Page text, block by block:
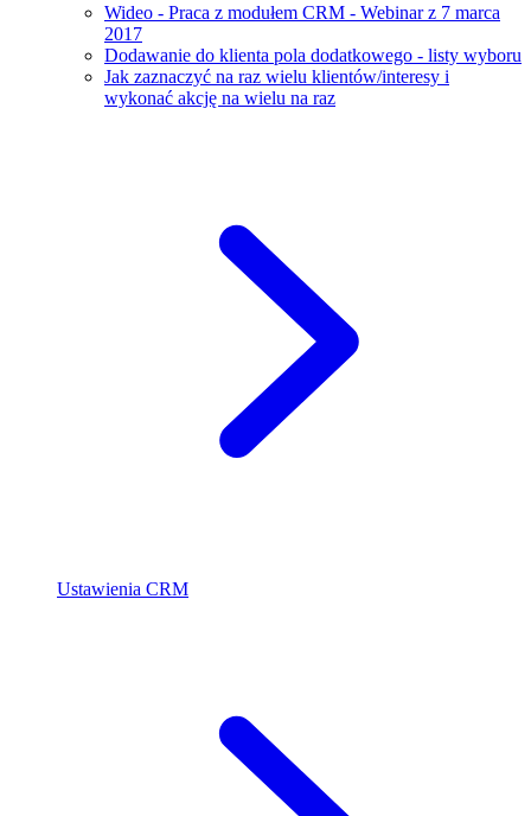
Wideo - Praca z modułem CRM - Webinar z 7 marca
2017
Dodawanie do klienta pola dodatkowego - listy wyboru
Jak zaznaczyć na raz wielu klientów/interesy i
wykonać akcję na wielu na raz
Ustawienia CRM